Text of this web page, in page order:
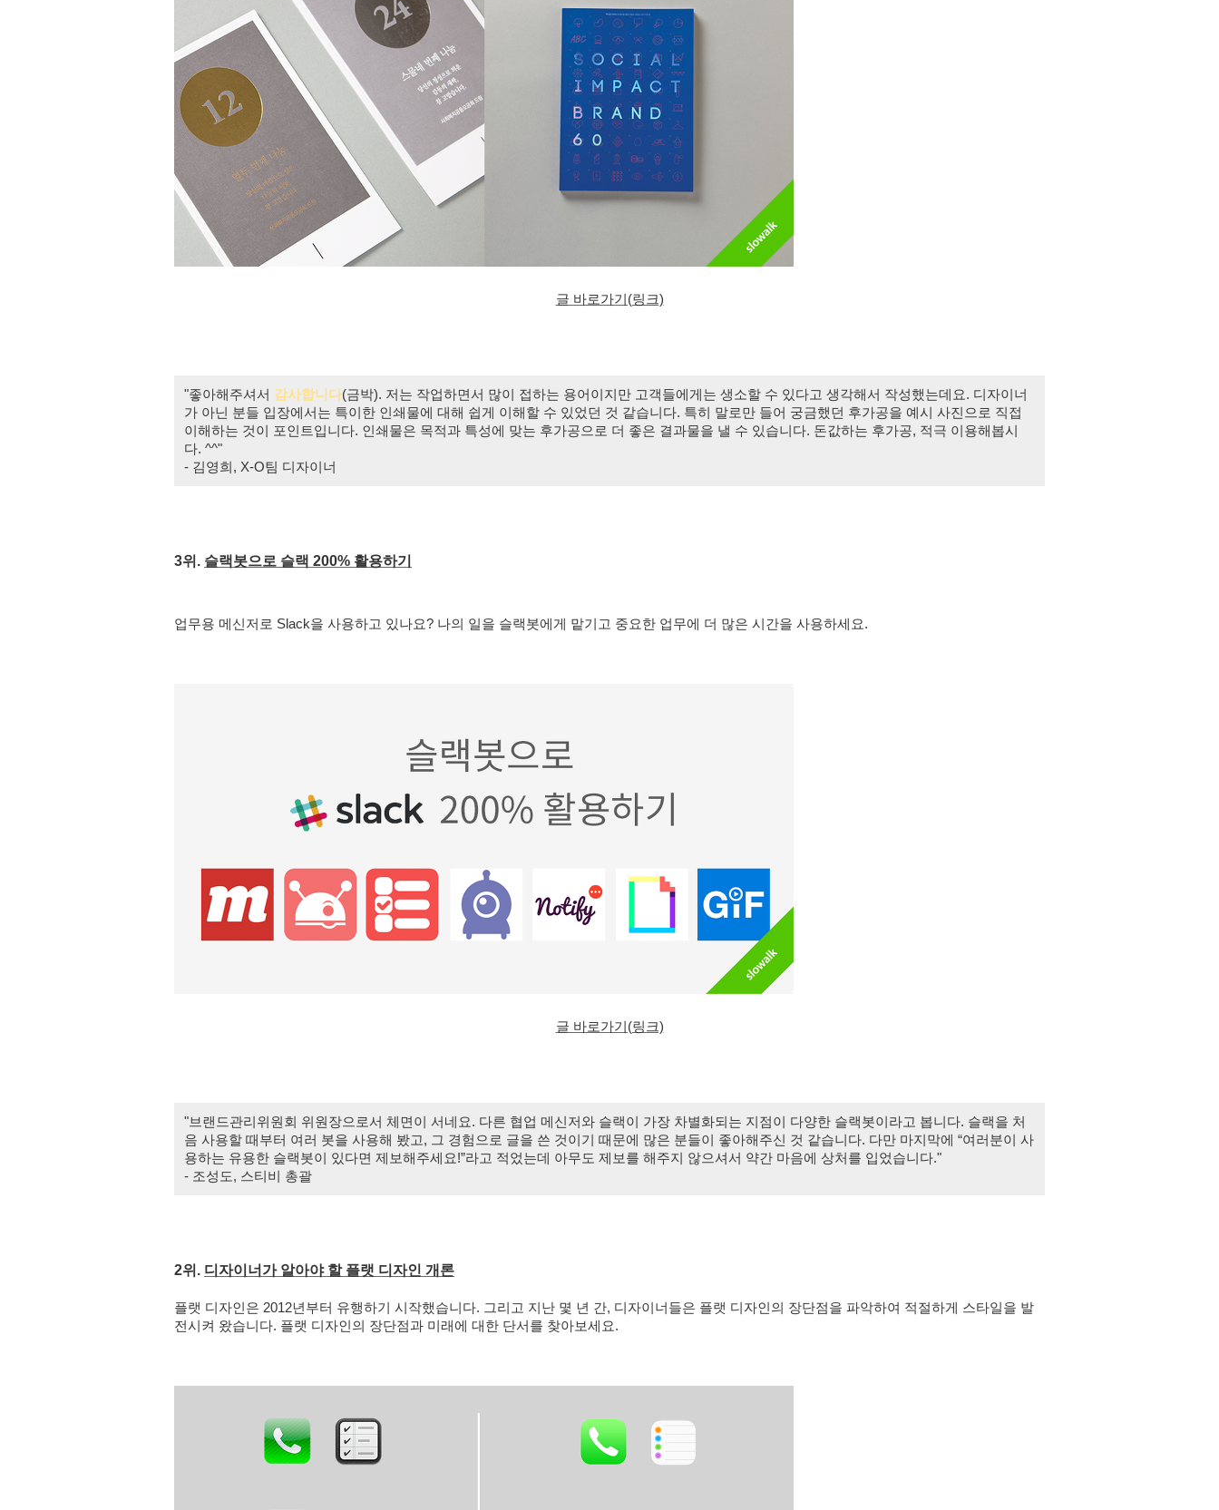
글 바로가기(링크)
"좋아해주셔서 감사합니다(금박). 저는 작업하면서 많이 접하는 용어이지만 고객들에게는 생소할 수 있다고 생각해서 작성했는데요. 디자이너
가 아닌 분들 입장에서는 특이한 인쇄물에 대해 쉽게 이해할 수 있었던 것 같습니다. 특히 말로만 들어 궁금했던 후가공을 예시 사진으로 직접
이해하는 것이 포인트입니다. 인쇄물은 목적과 특성에 맞는 후가공으로 더 좋은 결과물을 낼 수 있습니다. 돈값하는 후가공, 적극 이용해봅시
다. ^^"
- 김영희, X-O팀 디자이너
3위. 슬랙봇으로 슬랙 200% 활용하기
업무용 메신저로 Slack을 사용하고 있나요? 나의 일을 슬랙봇에게 맡기고 중요한 업무에 더 많은 시간을 사용하세요.
글 바로가기(링크)
"브랜드관리위원회 위원장으로서 체면이 서네요. 다른 협업 메신저와 슬랙이 가장 차별화되는 지점이 다양한 슬랙봇이라고 봅니다. 슬랙을 처
음 사용할 때부터 여러 봇을 사용해 봤고, 그 경험으로 글을 쓴 것이기 때문에 많은 분들이 좋아해주신 것 같습니다. 다만 마지막에 “여러분이 사
용하는 유용한 슬랙봇이 있다면 제보해주세요!”라고 적었는데 아무도 제보를 해주지 않으셔서 약간 마음에 상처를 입었습니다."
- 조성도, 스티비 총괄
2위. 디자이너가 알아야 할 플랫 디자인 개론
플랫 디자인은 2012년부터 유행하기 시작했습니다. 그리고 지난 몇 년 간, 디자이너들은 플랫 디자인의 장단점을 파악하여 적절하게 스타일을 발
전시켜 왔습니다. 플랫 디자인의 장단점과 미래에 대한 단서를 찾아보세요.